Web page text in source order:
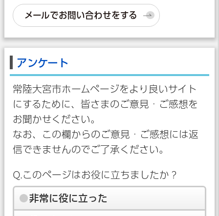
メールでお問い合わせをする
アンケート
常陸大宮市ホームページをより良いサイト
にするために、皆さまのご意見・ご感想を
お聞かせください。
なお、この欄からのご意見・ご感想には返
信できませんのでご了承ください。
Q.このページはお役に立ちましたか？
非常に役に立った